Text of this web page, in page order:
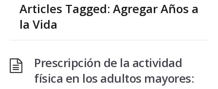
Articles Tagged: Agregar Años a
la Vida
Prescripción de la actividad
física en los adultos mayores: